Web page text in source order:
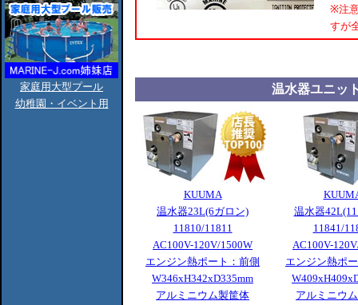
家庭用大型プール
幼稚園・イベント用
※注
すが
温水器ユニッ
KUUMA
温水器23L(6ガロン)
11810/11811
AC100V-120V/1500W
エンジン熱ポート：前側
W346xH342xD335mm
アルミニウム製筐体
温水器
11841/
AC100V-
エンジン熱ポ
アルミニウ